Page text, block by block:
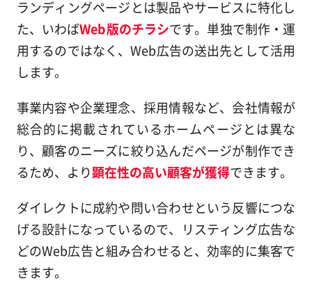
ランディングページとは製品やサービスに特化し
た、いわばWeb版のチラシです。単独で制作・運
用するのではなく、Web広告の送出先として活用
します。
事業内容や企業理念、採用情報など、会社情報が
総合的に掲載されているホームページとは異な
り、顧客のニーズに絞り込んだページが制作でき
るため、より顕在性の高い顧客が獲得できます。
ダイレクトに成約や問い合わせという反響につな
げる設計になっているので、リスティング広告な
どのWeb広告と組み合わせると、効率的に集客で
きます。